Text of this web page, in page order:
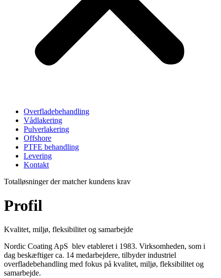
Overfladebehandling
Vådlakering
Pulverlakering
Offshore
PTFE behandling
Levering
Kontakt
Totalløsninger der matcher kundens krav
Profil
Kvalitet, miljø, fleksibilitet og samarbejde
Nordic Coating ApS blev etableret i 1983. Virksomheden, som i
dag beskæftiger ca. 14 medarbejdere, tilbyder industriel
overfladebehandling med fokus på kvalitet, miljø, fleksibilitet og
samarbejde.